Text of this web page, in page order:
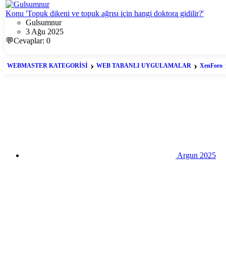
Konu 'Topuk dikeni ve topuk ağrısı için hangi doktora gidilir?'
Gulsumnur
3 Ağu 2025
💬Cevaplar: 0
WEBMASTER KATEGORİSİ WEB TABANLI UYGULAMALAR XenForo
Argun 2025